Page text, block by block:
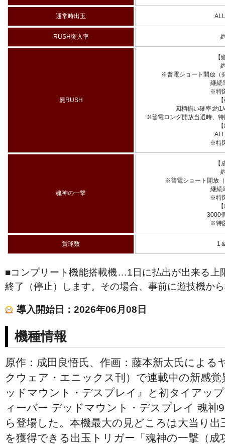
通常時出玉
RUSH突入率
屍RUSH
【
※普電ショート開放（
継続
※特
図柄揃い確率:約
※普電ロング開放当選時、
※特
魂神の一撃
【
※普電ショート開放
継続
※特
3000
※特
賞球数 1
■コンプリート機能搭載機…1日に払出が出来る上
終了（停止）します。その場合、事前に遊技機か
導入開始日：2026年06月08日
機種情報
原作：成田良悟氏、作画：藤本新太氏による
クウェア・エニックス刊）で連載中の新感覚
ッドマウント・デスプレイ』と初タイアッ
ィーバー デッドマウント・デスプレイ 魂神
ら登場した。本機最大の見どころは大当り
を獲得できる出玉トリガー「魂神の一撃（成